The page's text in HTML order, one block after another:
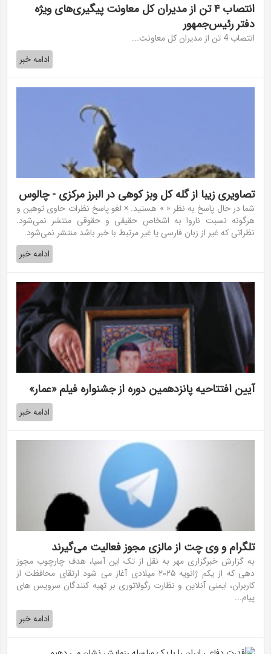
انتصاب ۴ تن از مدیران کل معاونت پیگیری‌های ویژه
دفتر رئیس‌جمهور
انتصاب 4 تن از مدیران کل معاونت...
ادامه خبر
تصاویری زیبا از گله کل وبز کوهی در البرز مرکزی - چالوس
شما در حال پاسخ به نظر « » هستید. × لغو پاسخ نظرات حاوی توهین و
هرگونه نسبت ناروا به اشخاص حقیقی و حقوقی منتشر نمی‌شود.
نظراتی که غیر از زبان فارسی یا غیر مرتبط با خبر باشد منتشر نمی‌شود.
ادامه خبر
آیین افتتاحیه پانزدهمین دوره از جشنواره فیلم «عمار»
ادامه خبر
تلگرام و وی چت از مالزی مجوز فعالیت می‌گیرند
به گزارش خبرگزاری مهر به نقل از تک این آسیا، هدف چارچوب مجوز
دهی که از یکم ژانویه ۲۰۲۵ میلادی آغاز می شود ارتقای محافظت از
کاربران، ایمنی آنلاین و نظارت رگولاتوری بر تهیه کنندگان سرویس های
پیام...
ادامه خبر